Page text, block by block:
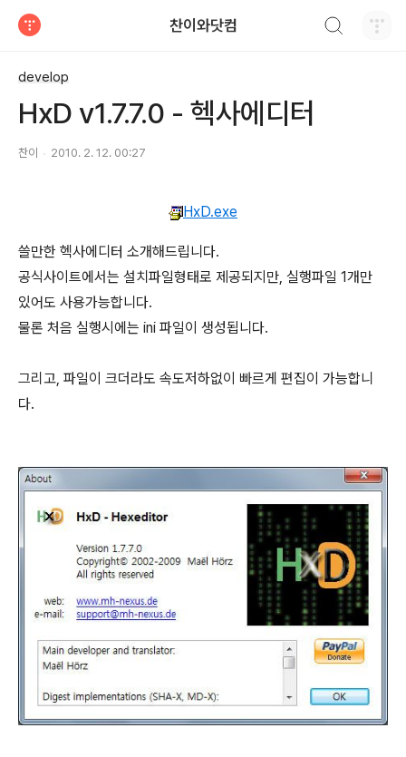
찬이와닷컴
develop
HxD v1.7.7.0 - 헥사에디터
찬이 2010. 2. 12. 00:27
HxD.exe
쓸만한 헥사에디터 소개해드립니다.
공식사이트에서는 설치파일형태로 제공되지만, 실행파일 1개만
있어도 사용가능합니다.
물론 처음 실행시에는 ini 파일이 생성됩니다.
그리고, 파일이 크더라도 속도저하없이 빠르게 편집이 가능합니
다.